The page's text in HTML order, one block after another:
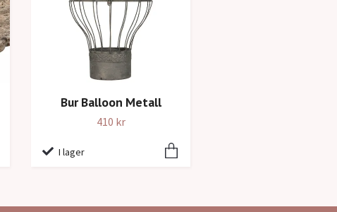
Bur Balloon Metall
410 kr
I lager